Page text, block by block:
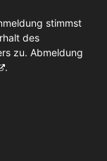
stimmst
des
zu. Abmeldung
.